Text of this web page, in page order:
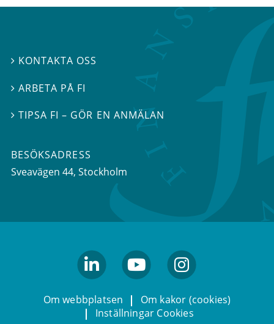
 KONTAKTA OSS
 ARBETA PÅ FI
TIPSA FI – GÖR EN ANMÄLAN
BESÖKSADRESS
Sveavägen 44, Stockholm
Om webbplatsen
Om kakor (cookies)
Inställningar Cookies